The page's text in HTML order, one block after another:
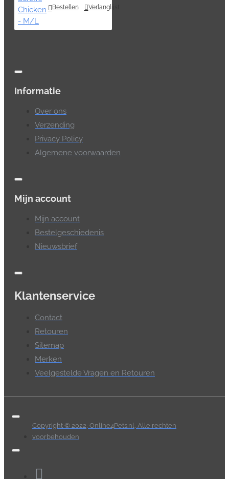
Bestellen Verlanglijst
Informatie
Over ons
Verzending
Privacy Policy
Algemene voorwaarden
Mijn account
Mijn account
Bestelgeschiedenis
Nieuwsbrief
Klantenservice
Contact
Retouren
Sitemap
Merken
Veelgestelde Vragen en Retouren
Copyright © 2022, Online4Pets.nl, Alle rechten
voorbehouden